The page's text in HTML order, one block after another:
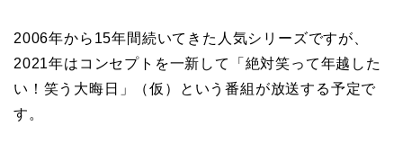
2006年から15年間続いてきた人気シリーズですが、
2021年はコンセプトを一新して「絶対笑って年越した
い！笑う大晦日」（仮）という番組が放送する予定で
す。